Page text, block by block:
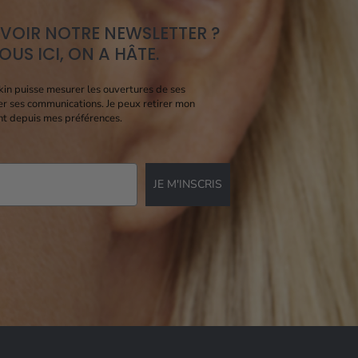
NOTRE NEWSLETTER ?
ICI, ON A HÂTE.
puisse mesurer les ouvertures de ses
ses communications. Je peux retirer mon
depuis mes préférences.
JE M'INSCRIS